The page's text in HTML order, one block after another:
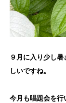
９月に入り少し
しいですね。
今月も唱題会を行